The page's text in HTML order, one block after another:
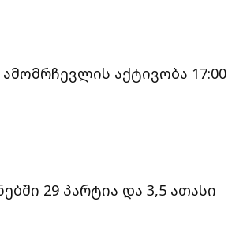
აქტივობა 17:00
29 პარტია და 3,5 ათასი